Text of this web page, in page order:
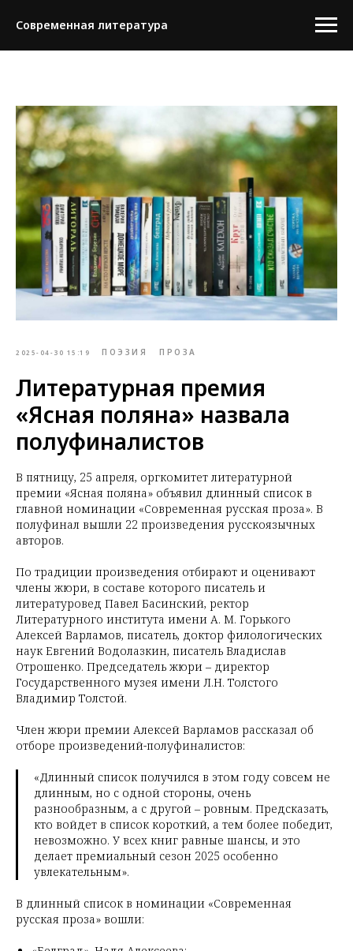
Современная литература
2025-04-30 15:19 ПОЭЗИЯ ПРОЗА
Литературная премия
«Ясная поляна» назвала
полуфиналистов
В пятницу, 25 апреля, оргкомитет литературной
премии «Ясная поляна» объявил длинный список в
главной номинации «Современная русская проза». В
полуфинал вышли 22 произведения русскоязычных
авторов.
По традиции произведения отбирают и оценивают
члены жюри, в составе которого писатель и
литературовед Павел Басинский, ректор
Литературного института имени А. М. Горького
Алексей Варламов, писатель, доктор филологических
наук Евгений Водолазкин, писатель Владислав
Отрошенко. Председатель жюри – директор
Государственного музея имени Л.Н. Толстого
Владимир Толстой.
Член жюри премии Алексей Варламов рассказал об
отборе произведений-полуфиналистов:
«Длинный список получился в этом году совсем не
длинным, но с одной стороны, очень
разнообразным, а с другой – ровным. Предсказать,
кто войдет в список короткий, а тем более победит,
невозможно. У всех книг равные шансы, и это
делает премиальный сезон 2025 особенно
увлекательным».
В длинный список в номинации «Современная
русская проза» вошли: